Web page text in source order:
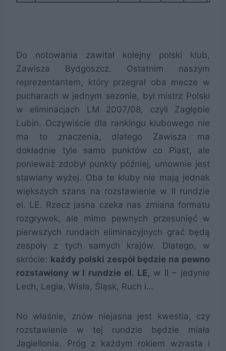
Do notowania zawitał kolejny polski klub,
Zawisza Bydgoszcz. Ostatnim naszym
reprezentantem, który przegrał oba mecze w
pucharach w jednym sezonie, był mistrz Polski
w eliminacjach LM 2007/08, czyli Zagłębie
Lubin. Oczywiście dla rankingu klubowego nie
ma to znaczenia, dlatego Zawisza ma
dokładnie tyle samo punktów co Piast, ale
ponieważ zdobył punkty później, umownie jest
stawiany wyżej. Oba te kluby nie mają jednak
większych szans na rozstawienie w II rundzie
el. LE. Rzecz jasna czeka nas zmiana formatu
rozgrywek, ale mimo pewnych przesunięć w
pierwszych rundach eliminacyjnych grać będą
zespoły z tych samych krajów. Dlatego, w
skrócie: każdy polski zespół będzie na pewno
rozstawiony w I rundzie el. LE, w II – jedynie
Lech, Legia, Wisła, Śląsk, Ruch i…
No właśnie, znów niejasna jest kwestia, czy
rozstawienie w tej rundzie będzie miała
Jagiellonia. Próg z każdym rokiem wzrasta i